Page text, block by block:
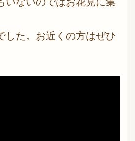
した。お近くの方はぜひ